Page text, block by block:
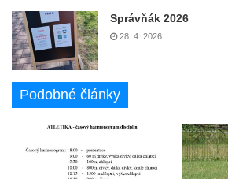
Správňák 2026
28. 4. 2026
Podobné články